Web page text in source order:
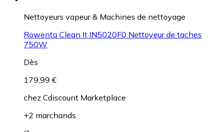
Nettoyeurs vapeur & Machines de nettoyage
Rowenta Clean It IN5020F0 Nettoyeur de taches
750W
Dès
179,99 €
chez Cdiscount Marketplace
+2 marchands